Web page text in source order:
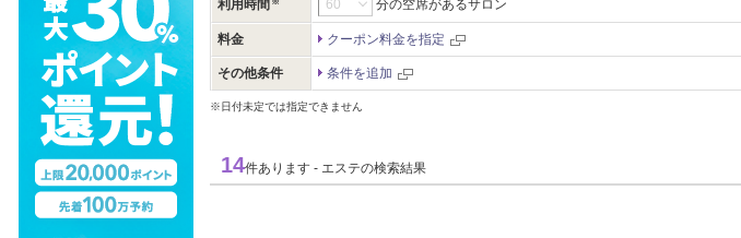
利用時間 分の空席があるサロン
料金 クーポン料金を指定
その他条件 条件を追加
※日付未定では指定できません
14件あります - エステの検索結果